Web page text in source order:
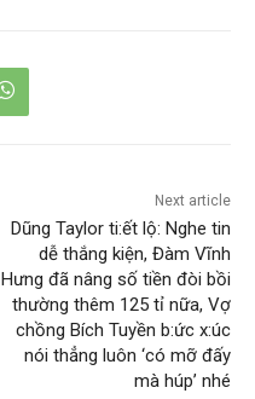
Next article
Dũng Taylor ti:ết lộ: Nghe tin
dễ thắng kiện, Đàm Vĩnh
Hưng đã nâng số tiền đòi bồi
thường thêm 125 tỉ nữa, Vợ
chồng Bích Tuyền b:ức x:úc
nói thẳng luôn ‘có mỡ đấy
mà húp’ nhé